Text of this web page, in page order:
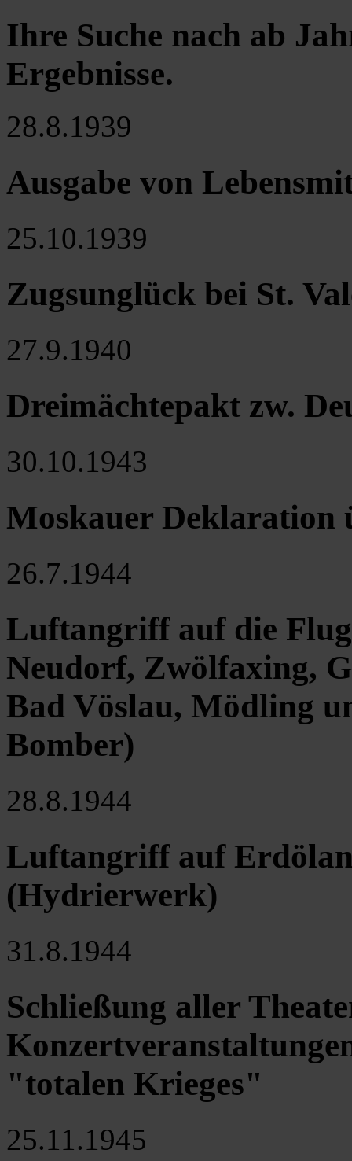
Ihre Suche nach ab
Ergebnisse.
28.8.1939
Ausgabe von
25.10.1939
Zugsunglück bei St.
27.9.1940
Dreimächtepakt zw.
30.10.1943
Moskauer Deklaration
26.7.1944
Luftangriff auf die
Neudorf, Zwölfaxing,
Bad Vöslau, Mödling
Bomber)
28.8.1944
Luftangriff auf
(Hydrierwerk)
31.8.1944
Schließung aller
"totalen Krieges"
25.11.1945